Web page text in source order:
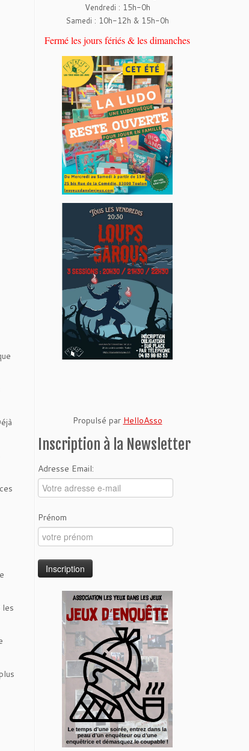
les
Vendredi : 15h-0h
Samedi : 10h-12h & 15h-0h
Fermé les jours fériés & les dimanches
Propulsé par HelloAsso
Inscription à la Newsletter
Adresse Email:
Prénom